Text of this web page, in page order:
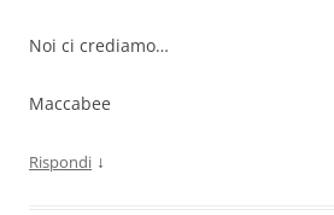
Noi ci crediamo…
Maccabee
Rispondi ↓